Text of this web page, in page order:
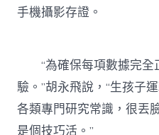
手機攝影存證。
“為確保每項數據完全
驗。”胡永飛說，“生孩子
各類專門研究常識，很丟
是個技巧活。”